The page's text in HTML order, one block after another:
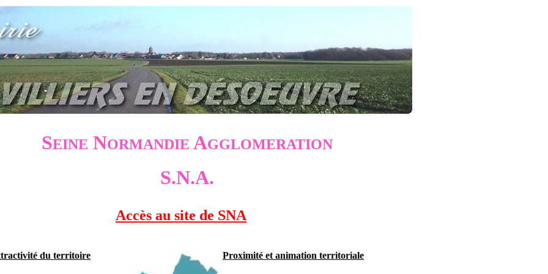
SEINE NORMANDIE AGGLOMERATION
S.N.A.
Accès au site de SNA
du territoire Proximité et animation territoriale